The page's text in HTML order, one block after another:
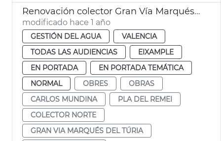
Renovación colector Gran Vía Marqués del Túria de València
modificado hace 1 año
GESTIÓN DEL AGUA
VALENCIA
TODAS LAS AUDIENCIAS
EIXAMPLE
EN PORTADA
EN PORTADA TEMÁTICA
NORMAL
OBRES
OBRAS
CARLOS MUNDINA
PLA DEL REMEI
COLECTOR NORTE
GRAN VIA MARQUÉS DEL TÚRIA